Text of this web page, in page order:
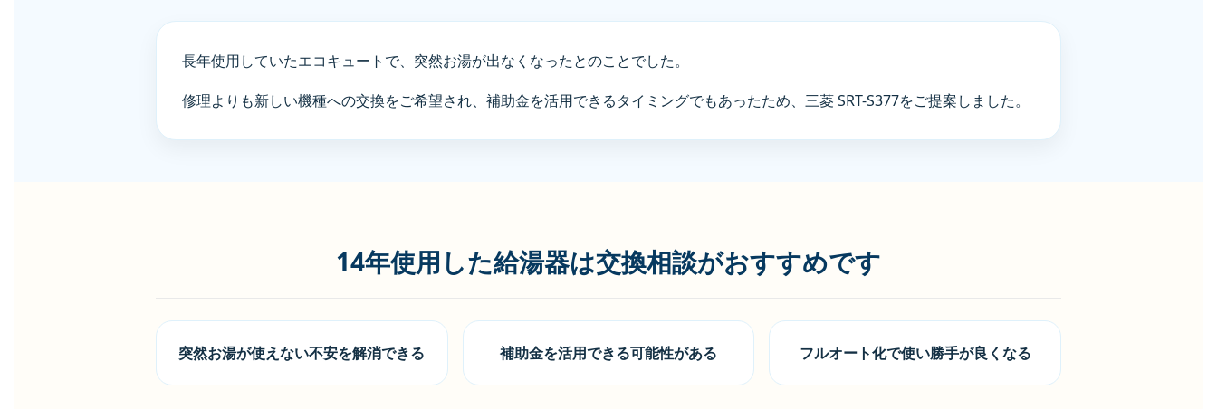
長年使用していたエコキュートで、突然お湯が出なくなったとのことでした。
修理よりも新しい機種への交換をご希望され、補助金を活用できるタイミングでもあったため、三菱 SRT-S377をご提案しました。
14年使用した給湯器は交換相談がおすすめです
突然お湯が使えない不安を解消できる 補助金を活用できる可能性がある フルオート化で使い勝手が良くなる